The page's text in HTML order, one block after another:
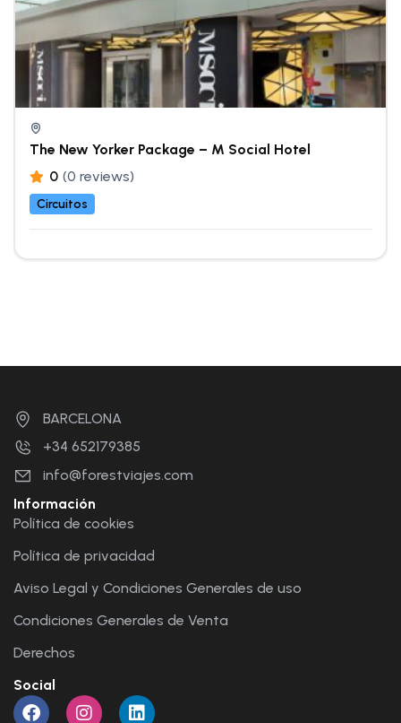
The New Yorker Package – M Social Hotel
0 (0 reviews)
Circuitos
BARCELONA
+34 652179385
info@forestviajes.com
Información
Política de cookies
Política de privacidad
Aviso Legal y Condiciones Generales de uso
Condiciones Generales de Venta
Derechos
Social